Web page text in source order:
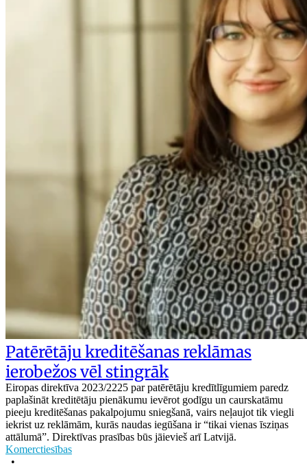
Patērētāju kreditēšanas reklāmas
ierobežos vēl stingrāk
Eiropas direktīva 2023/2225 par patērētāju kredītlīgumiem paredz
paplašināt kreditētāju pienākumu ievērot godīgu un caurskatāmu
pieeju kreditēšanas pakalpojumu sniegšanā, vairs neļaujot tik viegli
iekrist uz reklāmām, kurās naudas iegūšana ir “tikai vienas īsziņas
attālumā”. Direktīvas prasības būs jāievieš arī Latvijā.
Komerctiesības
•